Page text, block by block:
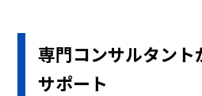
専門コンサルタント
サポート